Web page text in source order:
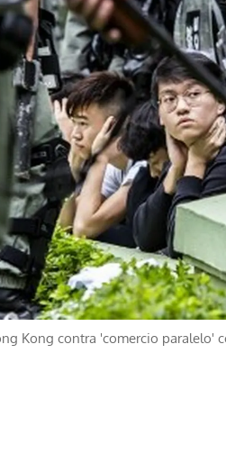
Kong contra 'comercio paralelo'